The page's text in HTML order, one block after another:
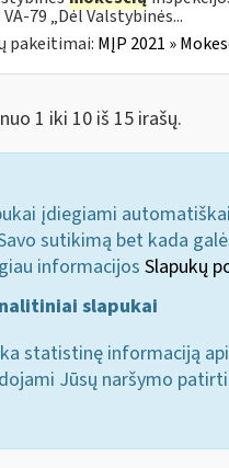
79 „Dėl Valstybinės...
pakeitimai: MĮP 2021 »
1 iki 10 iš 15 irašų.
įdiegiami
sutikimą bet kada
informacijos Slapukų
slapukai
statistinę informaciją
Jūsų naršymo